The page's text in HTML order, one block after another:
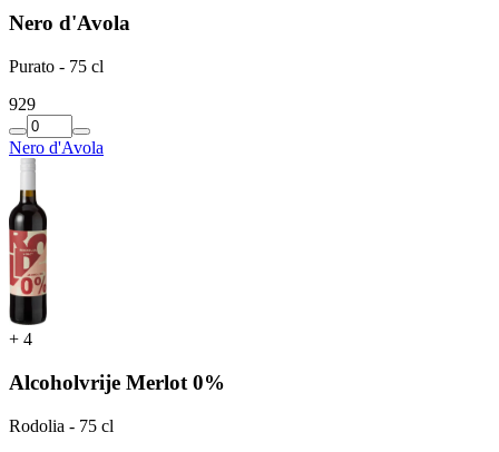
Nero d'Avola
Purato - 75 cl
929
Nero d'Avola
+ 4
Alcoholvrije Merlot 0%
Rodolia - 75 cl